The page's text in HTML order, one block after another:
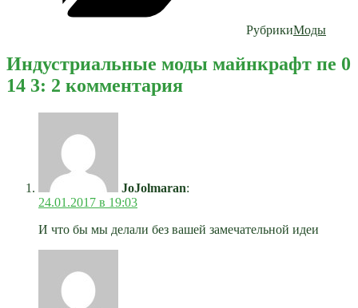
РубрикиМоды
Индустриальные моды майнкрафт пе 0
14 3: 2 комментария
JoJolmaran:
24.01.2017 в 19:03
И что бы мы делали без вашей замечательной идеи